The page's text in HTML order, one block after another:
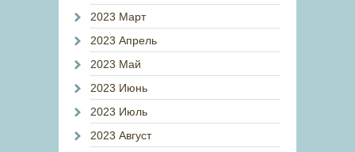
2023 Март
2023 Апрель
2023 Май
2023 Июнь
2023 Июль
2023 Август